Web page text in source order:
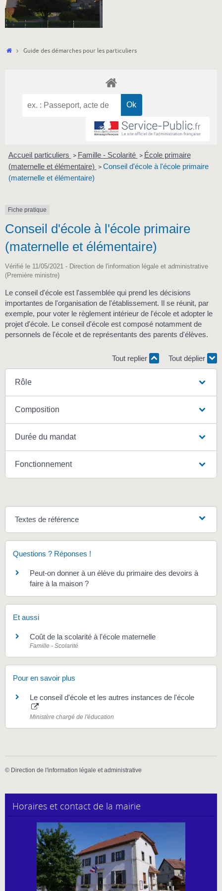
Accueil
Guide des démarches pour les particuliers
Accueil particuliers > Famille - Scolarité > École primaire
(maternelle et élémentaire) > Conseil d'école à l'école primaire
(maternelle et élémentaire)
Fiche pratique
Conseil d'école à l'école primaire
(maternelle et élémentaire)
Vérifié le 11/05/2021 - Direction de l'information légale et administrative
(Première ministre)
Le conseil d'école est l'assemblée qui prend les décisions
importantes de l'organisation de l'établissement. Il se réunit, par
exemple, pour voter le règlement intérieur de l'école et adopter le
projet d'école. Le conseil d'école est composé notamment de
personnels de l'école et de représentants des parents d'élèves.
Tout replier Tout déplier
Rôle
Composition
Durée du mandat
Fonctionnement
Textes de référence
Questions ? Réponses !
Peut-on donner à un élève du primaire des devoirs à
faire à la maison ?
Et aussi
Coût de la scolarité à l'école maternelle
Famille - Scolarité
Pour en savoir plus
Le conseil d'école et les autres instances de l'école
Ministère chargé de l'éducation
© Direction de l'information légale et administrative
Horaires et contact de la mairie